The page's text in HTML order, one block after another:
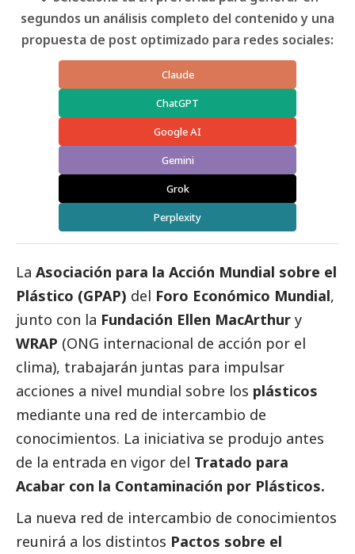
segundos un análisis completo del contenido y una
propuesta de post optimizado para redes sociales:
Claude
ChatGPT
Google AI
Gemini
Grok
Perplexity
La Asociación para la Acción Mundial sobre el
Plástico (GPAP) del Foro Económico Mundial,
junto con la Fundación Ellen MacArthur y
WRAP (ONG internacional de acción por el
clima), trabajarán juntas para impulsar
acciones a nivel mundial sobre los plásticos
mediante una red de intercambio de
conocimientos. La iniciativa se produjo antes
de la entrada en vigor del Tratado para
Acabar con la Contaminación por Plásticos.
La nueva red de intercambio de conocimientos
reunirá a los distintos Pactos sobre el